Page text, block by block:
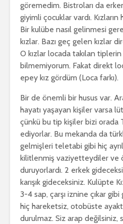
göremedim. Bistroları da
giyimli çocuklar vardı.
Bir kulübe nasıl gelinmesi
kızlar. Bazı geç gelen kızlar
O kızlar locada takılan tiplerin
bilmemiyorum. Fakat direkt
epey kız gördüm (Loca farkı).
Bir de önemli bir husus var.
hayatı yaşayan kişiler varsa
çünkü bu tip kişiler bizi orada
ediyorlar. Bu mekanda da
gelmişleri teletabi gibi hiç
kilitlenmiş vaziyetteydiler ve
duruyorlardı. 2 erkek
karışık gideceksiniz. Kulüpte
3-4 sap, çarşı iznine çıkar
hiç hareketsiz, otobüste
durulmaz. Siz arap değilsiniz,